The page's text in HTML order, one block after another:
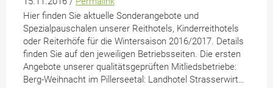
Hier finden Sie aktuelle Sonderangebote und
Spezialpauschalen unserer Reithotels, Kinderreithotels
oder Reiterhöfe für die Wintersaison 2016/2017. Details
finden Sie auf den jeweiligen Betriebsseiten. Die ersten
Angebote unserer qualitätsgeprüften Mitliedsbetriebe:
Berg-Weihnacht im Pillerseetal: Landhotel Strasserwirt…